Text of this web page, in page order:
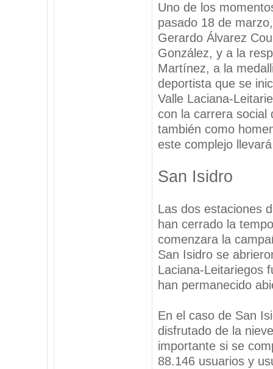
Uno de los
pasado 18 de
Gerardo Álvarez
González, y a la
Martínez, a la
deportista que se
Valle Laciana-
con la carrera social
también como
este complejo
San Isidro
Las dos estaciones
han cerrado la
comenzara la
San Isidro se
Laciana-Leitariegos
han permanecido
En el caso de San
disfrutado de la
importante si se
88.146 usuarios y